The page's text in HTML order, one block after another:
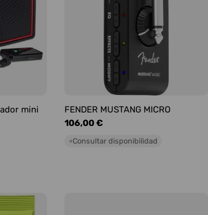
mini
FENDER MUSTANG MICRO
Precio
habitual
106,00 €
○Consultar disponibilidad